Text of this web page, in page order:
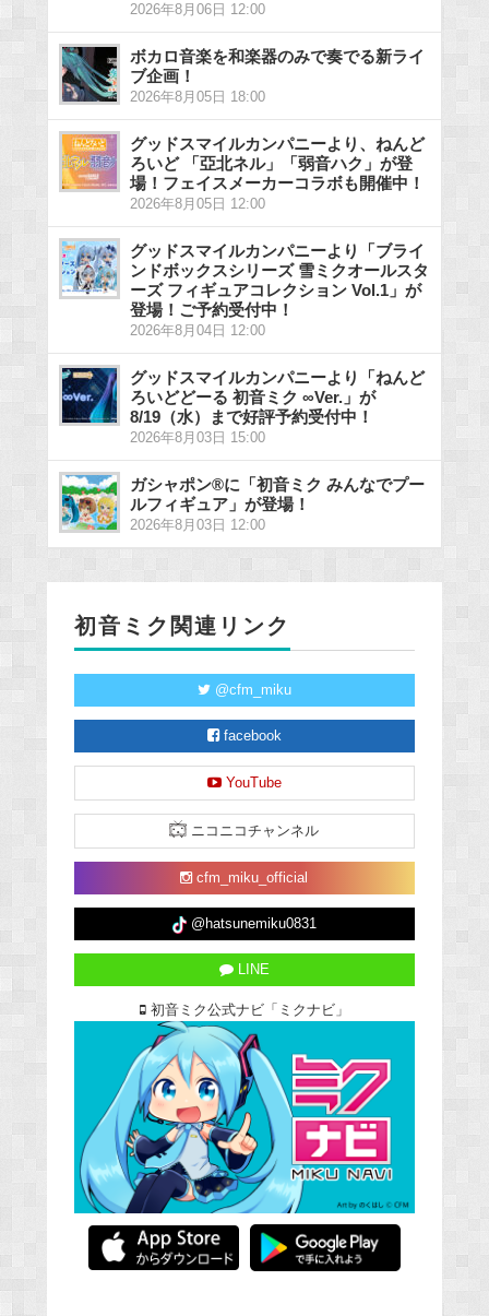
2026年8月06日 12:00
ボカロ音楽を和楽器のみで奏でる新ライ
ブ企画！
2026年8月05日 18:00
グッドスマイルカンパニーより、ねんど
ろいど 「亞北ネル」「弱音ハク」が登
場！フェイスメーカーコラボも開催中！
2026年8月05日 12:00
グッドスマイルカンパニーより「ブライ
ンドボックスシリーズ 雪ミクオールスタ
ーズ フィギュアコレクション Vol.1」が
登場！ご予約受付中！
2026年8月04日 12:00
グッドスマイルカンパニーより「ねんど
ろいどどーる 初音ミク ∞Ver.」が
8/19（水）まで好評予約受付中！
2026年8月03日 15:00
ガシャポン®に「初音ミク みんなでプー
ルフィギュア」が登場！
2026年8月03日 12:00
初音ミク関連リンク
@cfm_miku
facebook
YouTube
ニコニコチャンネル
cfm_miku_official
@hatsunemiku0831
LINE
初音ミク公式ナビ「ミクナビ」